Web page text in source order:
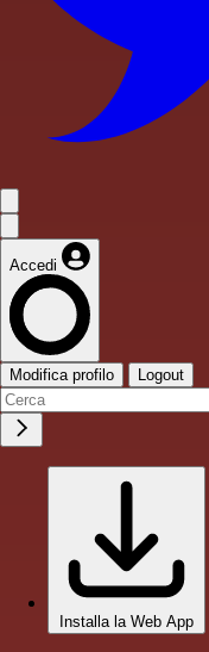
Accedi
Modifica profilo Logout
Installa la Web App